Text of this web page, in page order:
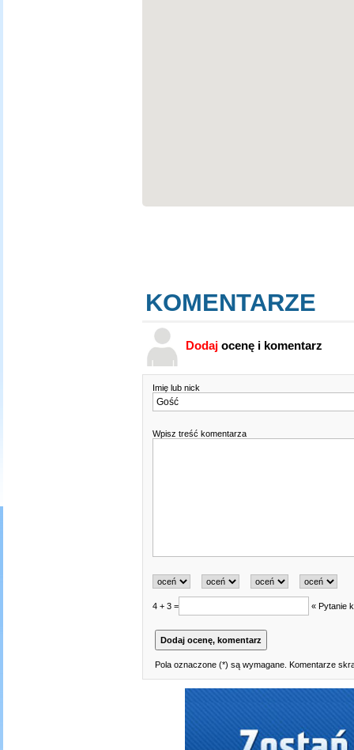
KOMENTARZE
Dodaj ocenę i komentarz
Imię lub nick
Wpisz treść komentarza
4 + 3 = « Pytanie
Pola oznaczone (*) są wymagane. Komentarze